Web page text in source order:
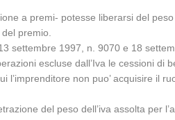
a premi- potesse liberarsi del
premio.
settembre 1997, n. 9070 e 18
escluse dall’Iva le cessioni di
non puo’ acquisire il
del peso dell’iva assolta per